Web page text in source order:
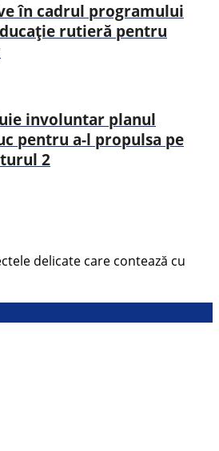
în cadrul programului
rutieră pentru
involuntar planul
pentru a-l propulsa pe
2
delicate care contează cu